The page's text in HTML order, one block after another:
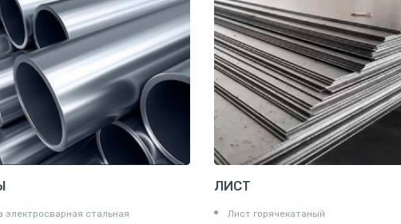
электросварная стальная
ЛИСТ
Лист горячекатаный